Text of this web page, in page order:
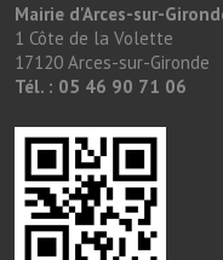
Mairie d'Arces-sur-
1 Côte de la Volette
17120 Arces-sur-Gironde
Tél. : 05 46 90 71 06